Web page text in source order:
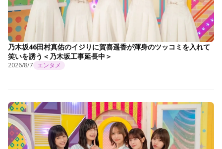
乃木坂46田村真佑のイジりに賀喜遥香が渾身のツッコミを入れて
笑いを誘う＜乃木坂工事延長中＞
2026/8/7 エンタメ